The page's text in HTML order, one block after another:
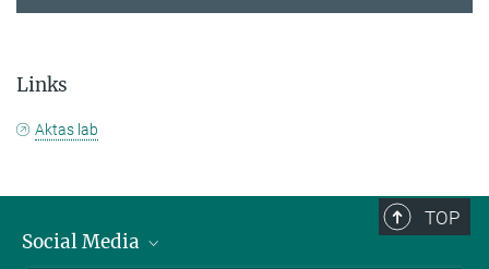
Links
Aktas lab
TOP
Social Media